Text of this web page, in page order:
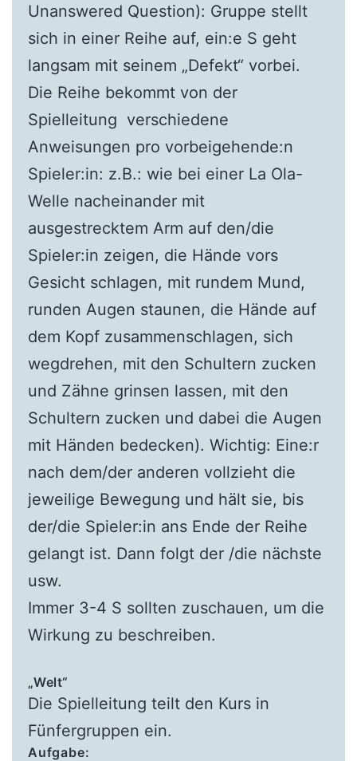
Unanswered Question): Gruppe stellt
sich in einer Reihe auf, ein:e S geht
langsam mit seinem „Defekt“ vorbei.
Die Reihe bekommt von der
Spielleitung verschiedene
Anweisungen pro vorbeigehende:n
Spieler:in: z.B.: wie bei einer La Ola-
Welle nacheinander mit
ausgestrecktem Arm auf den/die
Spieler:in zeigen, die Hände vors
Gesicht schlagen, mit rundem Mund,
runden Augen staunen, die Hände auf
dem Kopf zusammenschlagen, sich
wegdrehen, mit den Schultern zucken
und Zähne grinsen lassen, mit den
Schultern zucken und dabei die Augen
mit Händen bedecken). Wichtig: Eine:r
nach dem/der anderen vollzieht die
jeweilige Bewegung und hält sie, bis
der/die Spieler:in ans Ende der Reihe
gelangt ist. Dann folgt der /die nächste
usw.
Immer 3-4 S sollten zuschauen, um die
Wirkung zu beschreiben.
„Welt“
Die Spielleitung teilt den Kurs in
Fünfergruppen ein.
Aufgabe: